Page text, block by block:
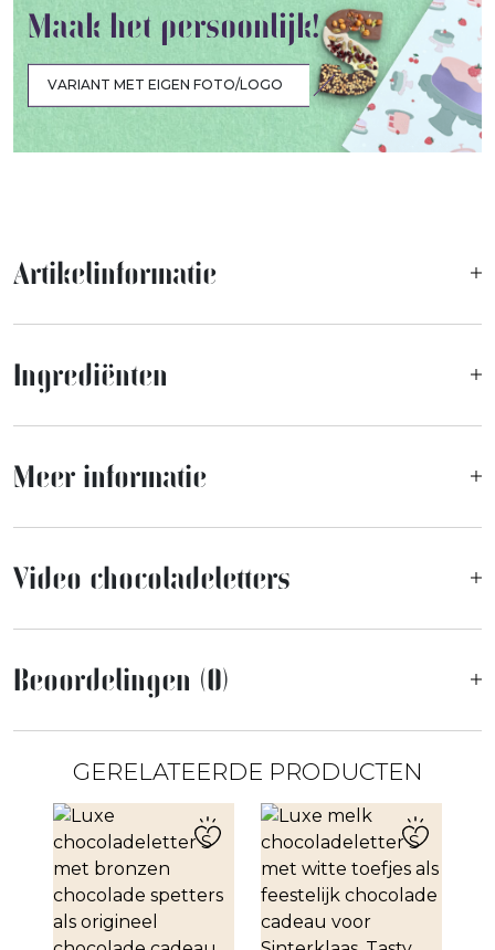
Maak het persoonlijk!
VARIANT MET EIGEN FOTO/LOGO
Artikelinformatie
Ingrediënten
Meer informatie
Video chocoladeletters
Beoordelingen (0)
GERELATEERDE PRODUCTEN